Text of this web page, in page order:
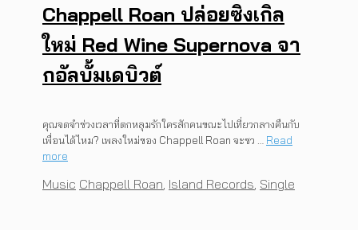
Chappell Roan ปล่อยซิงเกิล
ใหม่ Red Wine Supernova จา
กอัลบั้มเดบิวต์
คุณจดจำช่วงเวลาที่ตกหลุมรักใครสักคนขณะไปเที่ยวกลางคืนกับ
เพื่อนได้ไหม? เพลงใหม่ของ Chappell Roan จะชว … Read
more
Categories
Music Tags
Chappell Roan Island Records Single